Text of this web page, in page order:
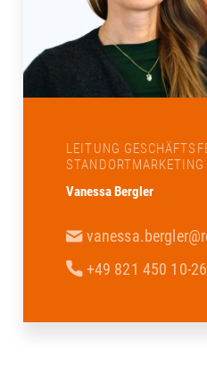
LEITUNG
STANDORTMARKETING
Vanessa Bergler
+49 821 450 10-